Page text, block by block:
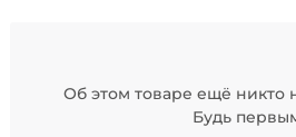
Об этом товаре ещё никто
Будь